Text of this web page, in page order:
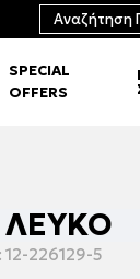
SPECIAL
OFFERS
ΛΕΥΚΟ
12-226129-5